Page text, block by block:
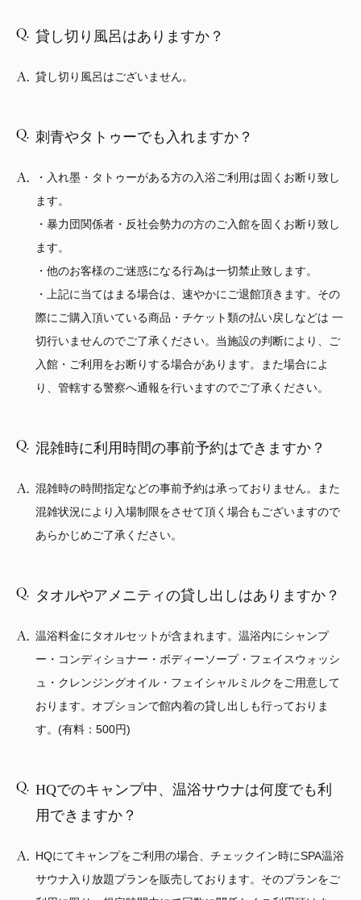
貸し切り風呂はありますか？
貸し切り風呂はございません。
刺青やタトゥーでも入れますか？
・入れ墨・タトゥーがある方の入浴ご利用は固くお断り致し
ます。
・暴力団関係者・反社会勢力の方のご入館を固くお断り致し
ます。
・他のお客様のご迷惑になる行為は一切禁止致します。
・上記に当てはまる場合は、速やかにご退館頂きます。その
際にご購入頂いている商品・チケット類の払い戻しなどは 一
切行いませんのでご了承ください。当施設の判断により、ご
入館・ご利用をお断りする場合があります。また場合によ
り、管轄する警察へ通報を行いますのでご了承ください。
混雑時に利用時間の事前予約はできますか？
混雑時の時間指定などの事前予約は承っておりません。また
混雑状況により入場制限をさせて頂く場合もございますので
あらかじめご了承ください。
タオルやアメニティの貸し出しはありますか？
温浴料金にタオルセットが含まれます。温浴内にシャンプ
ー・コンディショナー・ボディーソープ・フェイスウォッシ
ュ・クレンジングオイル・フェイシャルミルクをご用意して
おります。オプションで館内着の貸し出しも行っておりま
す。(有料：500円)
HQでのキャンプ中、温浴サウナは何度でも利
用できますか？
HQにてキャンプをご利用の場合、チェックイン時にSPA温浴
サウナ入り放題プランを販売しております。そのプランをご